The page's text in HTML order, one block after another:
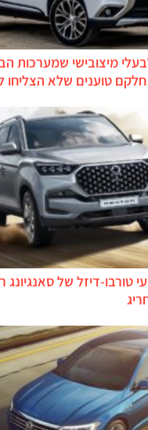
מיצובישי שמערכות
טוענים שלא הצליחו
טורבו-דיזל של סאנגיונג